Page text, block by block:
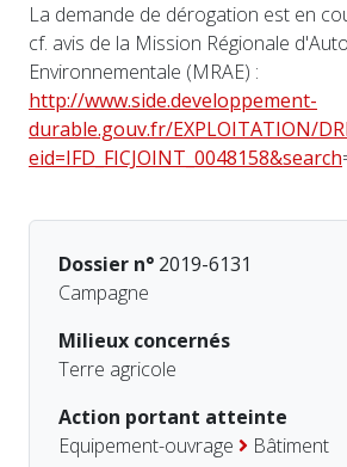
La demande de dérogation est en
cf. avis de la Mission Régionale
Environnementale (MRAE) :
http://www.side.developpement-
durable.gouv.fr/EXPLOITATION/
eid=IFD_FICJOINT_0048158&search
Dossier n° 2019-6131
Campagne
Milieux concernés
Terre agricole
Action portant atteinte
Equipement-ouvrage
Bâtiment